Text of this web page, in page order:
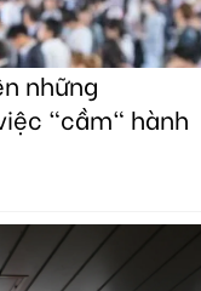
những
"cầm" hành